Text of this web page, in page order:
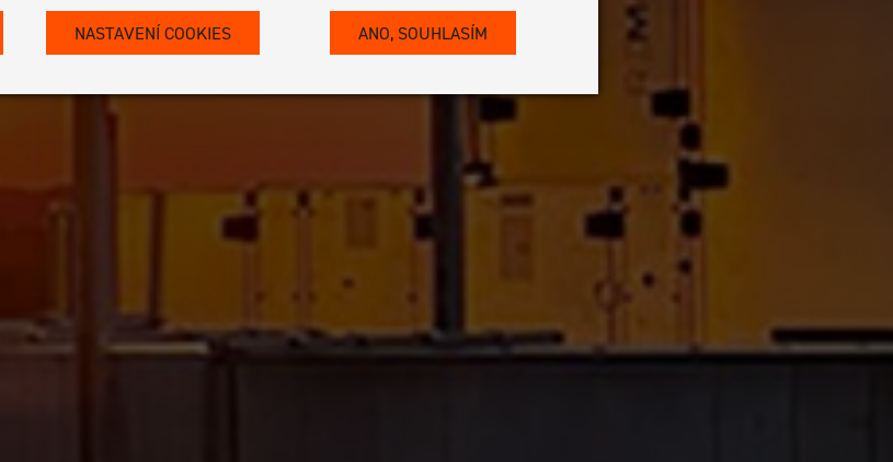
NASTAVENÍ COOKIES ANO, SOUHLASÍM